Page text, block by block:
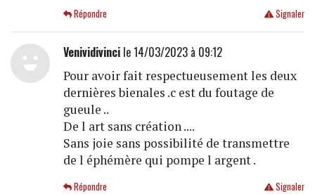
Signaler
Répondre
Venividivincile 14/03/2023 à 09:12
Pour avoir fait respectueusement les deux
dernières bienales .c est du foutage de
gueule ..
De l art sans création ....
Sans joie sans possibilité de transmettre
de l éphémère qui pompe l argent .
Signaler
Répondre